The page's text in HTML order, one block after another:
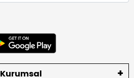
Kurumsal